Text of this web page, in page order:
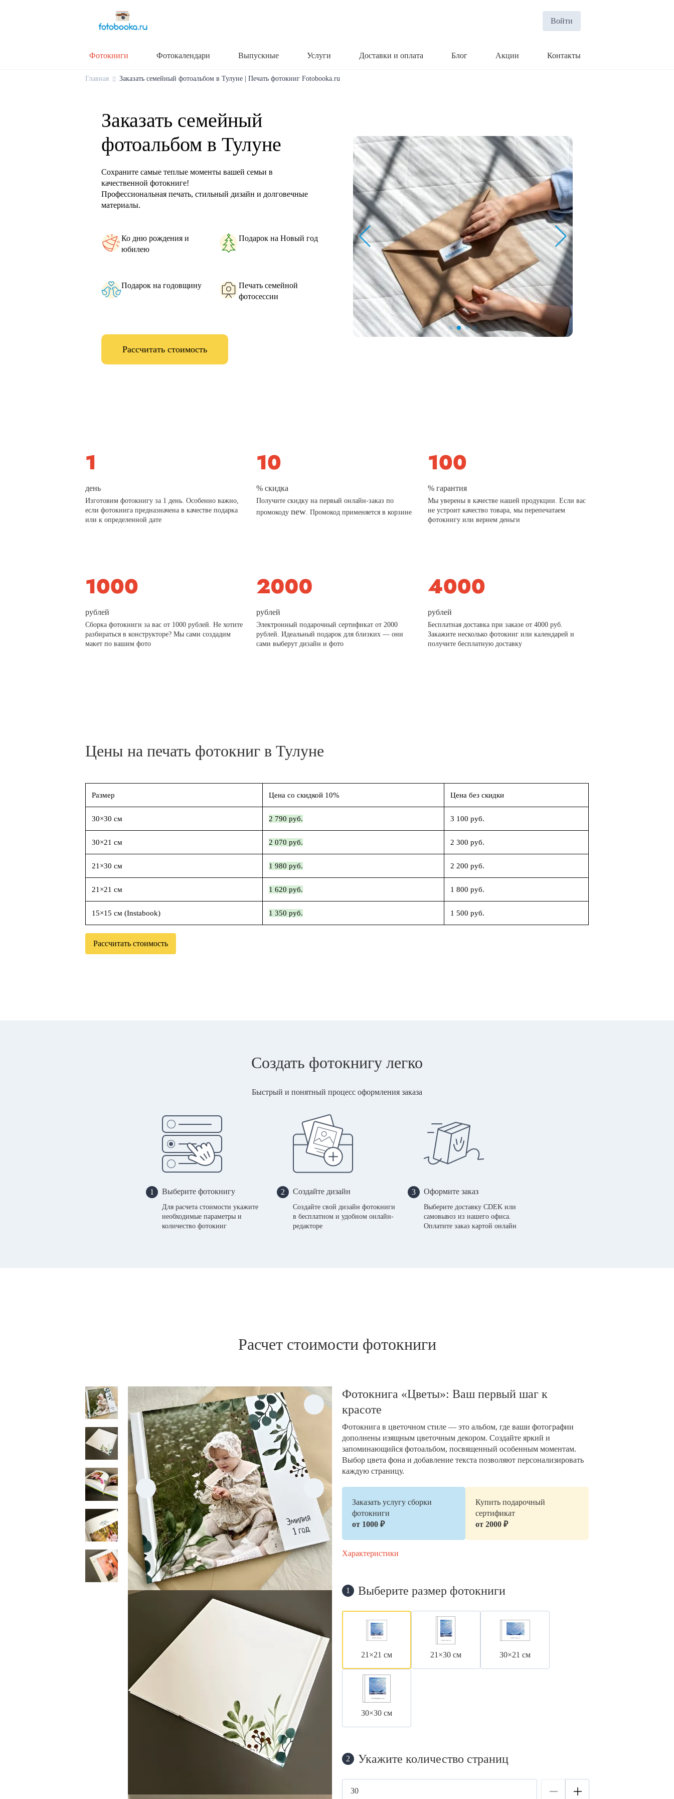
Войти
Фотокниги Фотокалендари Выпускные Услуги Доставки и оплата Блог Акции Контакты
Главная Заказать семейный фотоальбом в Тулуне | Печать фотокниг Fotobooka.ru
Заказать семейный
фотоальбом в Тулуне
Сохраните самые теплые моменты вашей семьи в
качественной фотокниге!
Профессиональная печать, стильный дизайн и долговечные
материалы.
Ко дню рождения и
юбилею
Подарок на Новый год
Подарок на годовщину
Печать семейной
фотосессии
Рассчитать стоимость
день
Изготовим фотокнигу за 1 день. Особенно важно,
если фотокнига предназначена в качестве подарка
или к определенной дате
% скидка
Получите скидку на первый онлайн-заказ по
промокодуnew . Промокод применяется в корзине
% гарантия
Мы уверены в качестве нашей продукции. Если вас
не устроит качество товара, мы перепечатаем
фотокнигу или вернем деньги
рублей
Сборка фотокниги за вас от 1000 рублей. Не хотите
разбираться в конструкторе? Мы сами создадим
макет по вашим фото
рублей
Электронный подарочный сертификат от 2000
рублей. Идеальный подарок для близких — они
сами выберут дизайн и фото
рублей
Бесплатная доставка при заказе от 4000 руб.
Закажите несколько фотокниг или календарей и
получите бесплатную доставку
Цены на печать фотокниг в Тулуне
Размер Цена со скидкой 10% Цена без скидки
30×30 см 2 790 руб. 3 100 руб.
30×21 см 2 070 руб. 2 300 руб.
21×30 см 1 980 руб. 2 200 руб.
21×21 см 1 620 руб. 1 800 руб.
15×15 см (Instabook) 1 350 руб. 1 500 руб.
Рассчитать стоимость
Создать фотокнигу легко
Быстрый и понятный процесс оформления заказа
1 Выберите фотокнигу
Для расчета стоимости укажите
необходимые параметры и
количество фотокниг
2 Создайте дизайн
Создайте свой дизайн фотокниги
в бесплатном и удобном онлайн-
редакторе
3 Оформите заказ
Выберите доставку CDEK или
самовывоз из нашего офиса.
Оплатите заказ картой онлайн
Расчет стоимости фотокниги
Фотокнига «Цветы»: Ваш первый шаг к
красоте
Фотокнига в цветочном стиле — это альбом, где ваши фотографии
дополнены изящным цветочным декором. Создайте яркий и
запоминающийся фотоальбом, посвященный особенным моментам.
Выбор цвета фона и добавление текста позволяют персонализировать
каждую страницу.
Заказать услугу сборки
фотокниги
от 1000 ₽
Купить подарочный
сертификат
от 2000 ₽
Характеристики
1 Выберите размер фотокниги
21×21 см 21×30 см 30×21 см
30×30 см
2 Укажите количество страниц